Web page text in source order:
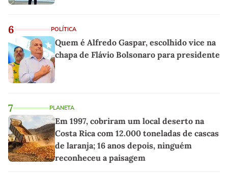
6 POLÍTICA
Quem é Alfredo Gaspar, escolhido vice na
chapa de Flávio Bolsonaro para presidente
7 PLANETA
Em 1997, cobriram um local deserto na
Costa Rica com 12.000 toneladas de cascas
de laranja; 16 anos depois, ninguém
reconheceu a paisagem